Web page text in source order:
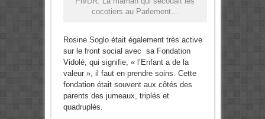
cocotiers au Parlement…
Rosine Soglo était également très active
sur le front social avec sa Fondation
Vidolé, qui signifie, « l’Enfant a de la
valeur », il faut en prendre soins. Cette
fondation était souvent aux côtés des
parents des jumeaux, triplés et
quadruplés.